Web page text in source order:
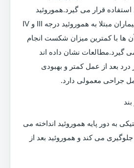
قرار می گیرد.هموروئید
کتومی استاپلر،عمدتا در بیماران مبتلا به هموروئید درجه III و IV
آن ها با کمترین میزان شکست انجام
گیرد.مطالعات نشان داده اند
درد بعد از عمل کمتر و بهبودی
جراحی معمولی دارد.
به دور پایه هموروئید انداخته می
می کند و هموروئید بعد از